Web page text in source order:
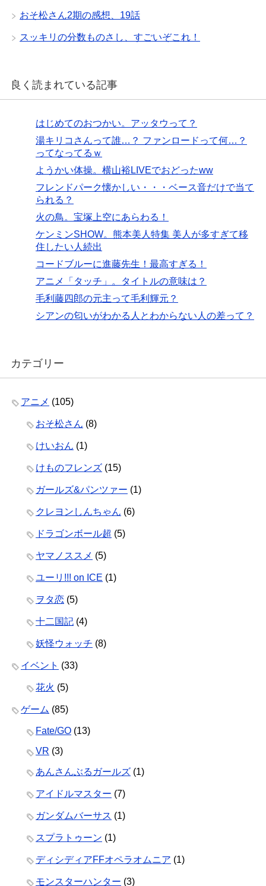
おそ松さん2期の感想、19話
スッキリの分数ものさし、すごいぞこれ！
良く読まれている記事
はじめてのおつかい。アッタウって？
湯キリコさんって誰…？ ファンロードって何…？
ってなってるｗ
ようかい体操。横山裕LIVEでおどったww
フレンドパーク懐かしい・・・ベース音だけで当て
られる？
火の鳥。宝塚上空にあらわる！
ケンミンSHOW。熊本美人特集 美人が多すぎて移
住したい人続出
コードブルーに進藤先生！最高すぎる！
アニメ「タッチ」。タイトルの意味は？
毛利藤四郎の元主って毛利輝元？
シアンの匂いがわかる人とわからない人の差って？
カテゴリー
アニメ (105)
おそ松さん (8)
けいおん (1)
けものフレンズ (15)
ガールズ&パンツァー (1)
クレヨンしんちゃん (6)
ドラゴンボール超 (5)
ヤマノススメ (5)
ユーリ!!! on ICE (1)
ヲタ恋 (5)
十二国記 (4)
妖怪ウォッチ (8)
イベント (33)
花火 (5)
ゲーム (85)
Fate/GO (13)
VR (3)
あんさんぶるガールズ (1)
アイドルマスター (7)
ガンダムバーサス (1)
スプラトゥーン (1)
ディシディアFFオペラオムニア (1)
モンスターハンター (3)